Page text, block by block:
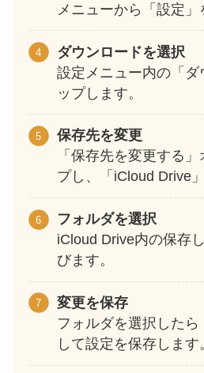
メニューから「設定」
ダウンロードを選択
設定メニュー内の「ダ
ップします。
保存先を変更
「保存先を変更する
プし、「iCloud Drive
フォルダを選択
iCloud Drive内の保存
びます。
変更を保存
フォルダを選択した
して設定を保存します